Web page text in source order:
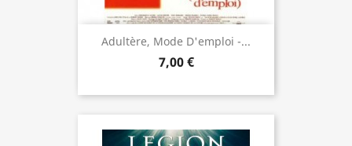
Adultère, Mode D'emploi -...
7,00 €